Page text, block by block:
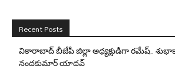
Recent Posts
వికారాబాద్ బీజేపీ జిల్లా అధ్యక్షుడిగా రమేష్‌..
నందకుమార్ యాదవ్